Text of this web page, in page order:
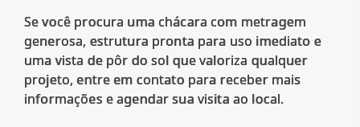
Se você procura uma chácara com metragem
generosa, estrutura pronta para uso imediato e
uma vista de pôr do sol que valoriza qualquer
projeto, entre em contato para receber mais
informações e agendar sua visita ao local.